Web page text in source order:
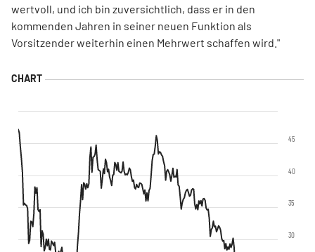
wertvoll, und ich bin zuversichtlich, dass er in den
kommenden Jahren in seiner neuen Funktion als
Vorsitzender weiterhin einen Mehrwert schaffen wird."
30
35
40
45